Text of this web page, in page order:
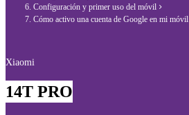
Configuración y primer uso del móvil
Cómo activo una cuenta de Google en mi móvil
Xiaomi
14T PRO